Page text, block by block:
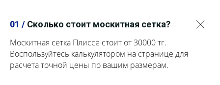
01 / Сколько стоит москитная сетка?
Москитная сетка Плиссе стоит от 30000 тг.
Воспользуйтесь калькулятором на странице для
расчета точной цены по вашим размерам.